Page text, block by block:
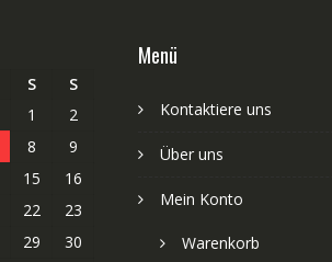
S
S
1
2
8
9
15
16
22
23
29
30
Menü
Kontaktiere uns
Über uns
Mein Konto
Warenkorb